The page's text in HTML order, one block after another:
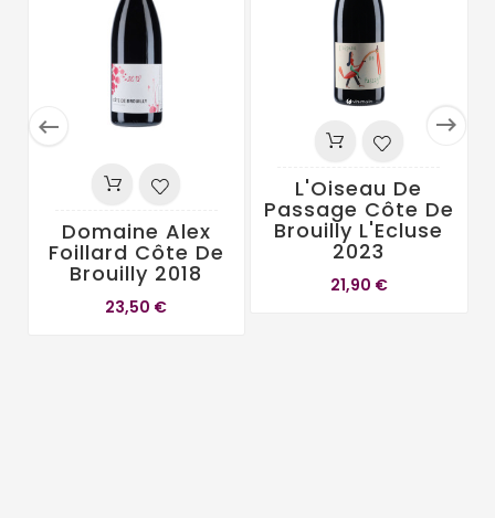
 
Domaine Alex
Foillard Côte De
Brouilly 2018
23,50 €
L'Oiseau De
Passage Côte De
Brouilly L'Ecluse
2023
21,90 €